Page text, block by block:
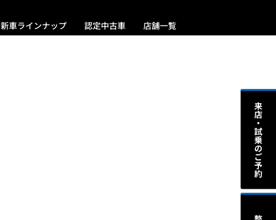
新車ラインナップ 認定中古車 店舗一覧